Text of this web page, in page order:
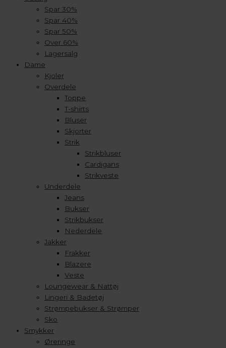
Spar 30%
Spar 40%
Spar 50%
Over 60%
Lagersalg
Dame
Kjoler
Overdele
Toppe
T-shirts
Bluser
Skjorter
Strik
Strikbluser
Cardigans
Strikveste
Underdele
Jeans
Bukser
Strikbukser
Nederdele
Jakker
Frakker
Blazere
Veste
Loungewear & Nattøj
Lingeri & Badetøj
Strømpebukser & Strømper
Sko
Smykker
Øreringe